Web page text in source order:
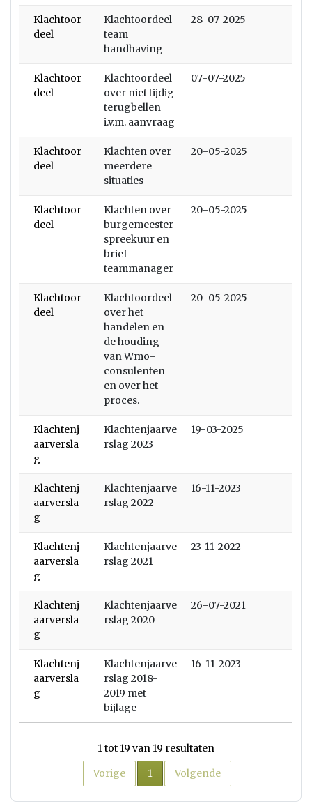
Klachtoor
deel
Klachtoordeel
team
handhaving
28-07-2025
Klachtoor
deel
Klachtoordeel
over niet tijdig
terugbellen
i.v.m. aanvraag
07-07-2025
Klachtoor
deel
Klachten over
meerdere
situaties
20-05-2025
Klachtoor
deel
Klachten over
burgemeester
spreekuur en
brief
teammanager
20-05-2025
Klachtoor
deel
Klachtoordeel
over het
handelen en
de houding
van Wmo-
consulenten
en over het
proces.
20-05-2025
Klachtenj
aarversla
g
Klachtenjaarve
rslag 2023
19-03-2025
Klachtenj
aarversla
g
Klachtenjaarve
rslag 2022
16-11-2023
Klachtenj
aarversla
g
Klachtenjaarve
rslag 2021
23-11-2022
Klachtenj
aarversla
g
Klachtenjaarve
rslag 2020
26-07-2021
Klachtenj
aarversla
g
Klachtenjaarve
rslag 2018-
2019 met
bijlage
16-11-2023
1 tot 19 van 19 resultaten
Vorige
1 Huidige pagina
Volgende